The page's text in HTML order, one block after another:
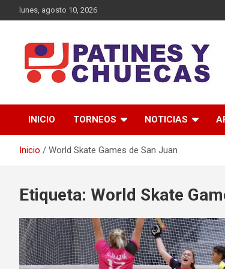
Saltar
al
lunes, agosto 10, 2026
Patines y Chuecas
INICIO TORNEOS NOTICIAS
Inicio World Skate Games de San Juan
Etiqueta: World Skate